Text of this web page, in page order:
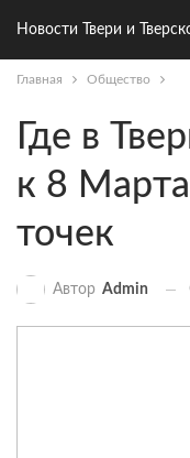
Новости Твери и
Главная Общество
Где в
к 8
точек
Автор Admin